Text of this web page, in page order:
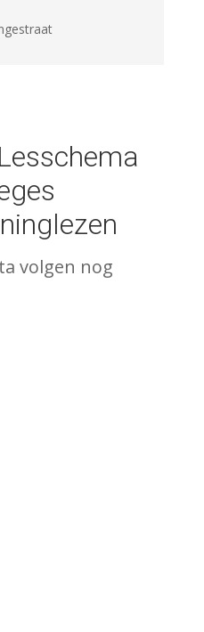
de
met bizar
volgen nog